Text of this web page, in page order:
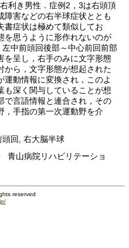
利き男性．症例2，3は右頭頂
障害などの右半球症状ととも
書症状は極めて類似してお
を思うように形作れないのが
中前頭回後部～中心前回前部
を呈し，右手のみに文字形態
から，文字形態が想起された
動情報に変換され，このよ
も深く関与していることが想
で言語情報と連合され，その
，手指の第一次運動野を介
回, 右大脳半球
山病院リハビリテーショ
reserved